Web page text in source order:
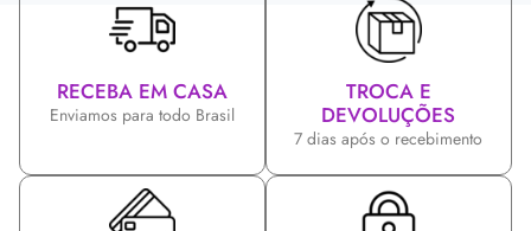
RECEBA EM CASA
Enviamos para todo Brasil
TROCA E
DEVOLUÇÕES
7 dias após o recebimento